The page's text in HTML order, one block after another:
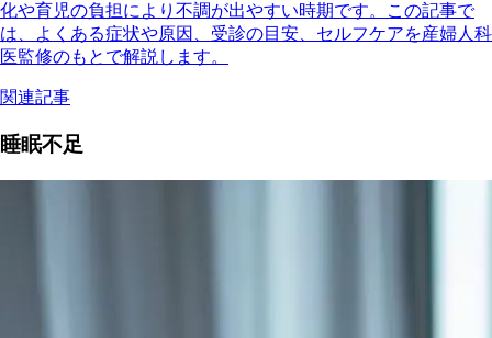
化や育児の負担により不調が出やすい時期です。この記事で
は、よくある症状や原因、受診の目安、セルフケアを産婦人科
医監修のもとで解説します。
関連記事
睡眠不足